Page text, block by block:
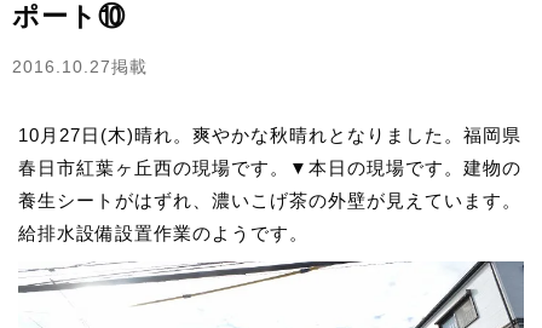
ポート⑩
2016.10.27掲載
10月27日(木)晴れ。爽やかな秋晴れとなりました。福岡県
春日市紅葉ヶ丘西の現場です。▼本日の現場です。建物の
養生シートがはずれ、濃いこげ茶の外壁が見えています。
給排水設備設置作業のようです。